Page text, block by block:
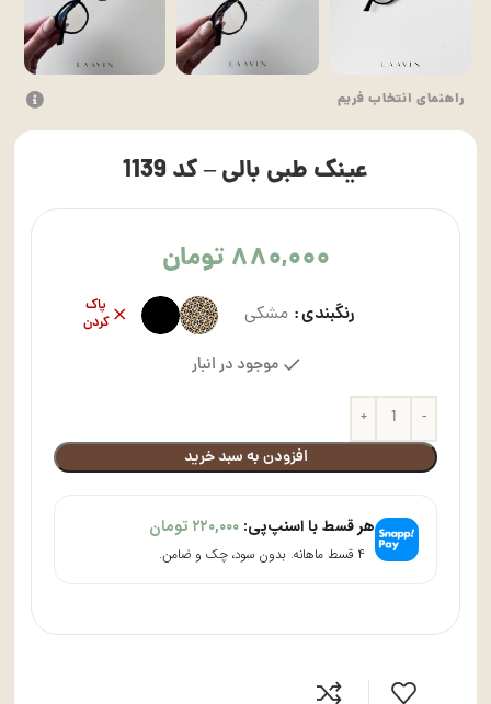
راهنمای انتخاب فریم
عینک طبی بالی – کد 1139
۸۸۰,۰۰۰ تومان
رنگبندی مشکی
پاک
کردن
موجود در انبار
افزودن به سبد خرید
هر قسط با اسنپ‌پی: ۲۲۰,۰۰۰ تومان
۴ قسط ماهانه. بدون سود، چک و ضامن.